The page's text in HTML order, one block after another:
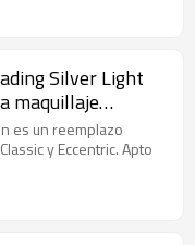
Silver Light
maquillaje
es un reemplazo
y Eccentric. Apto